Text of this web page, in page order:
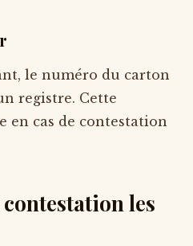
le numéro du carton
registre. Cette
en cas de contestation
les